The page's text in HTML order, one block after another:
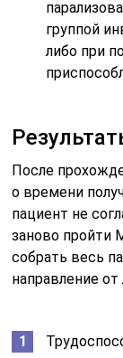
группой
либо при
После
о времени
пациент не
заново пройти
собрать весь
направление от